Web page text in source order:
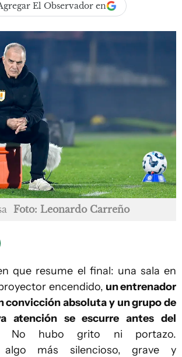
El Observador en
Foto: Leonardo Carreño
que resume el final: una sala en
encendido, un entrenador
convicción absoluta y un grupo de
atención se escurre antes del
No hubo grito ni portazo.
algo más silencioso, grave y